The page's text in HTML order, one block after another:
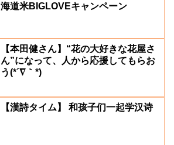
海道米BIGLOVEキャンペーン
【本田健さん】“花の大好きな花屋さ
ん”になって、人から応援してもらお
う(*´∇｀*)
【漢詩タイム】 和孩子们一起学汉诗